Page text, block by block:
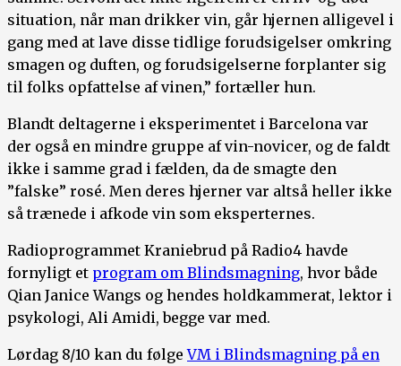
situation, når man drikker vin, går hjernen alligevel i
gang med at lave disse tidlige forudsigelser omkring
smagen og duften, og forudsigelserne forplanter sig
til folks opfattelse af vinen,” fortæller hun.
Blandt deltagerne i eksperimentet i Barcelona var
der også en mindre gruppe af vin-novicer, og de faldt
ikke i samme grad i fælden, da de smagte den
”falske” rosé. Men deres hjerner var altså heller ikke
så trænede i afkode vin som eksperternes.
Radioprogrammet Kraniebrud på Radio4 havde
fornyligt et program om Blindsmagning, hvor både
Qian Janice Wangs og hendes holdkammerat, lektor i
psykologi, Ali Amidi, begge var med.
Lørdag 8/10 kan du følgeVM i Blindsmagning på en